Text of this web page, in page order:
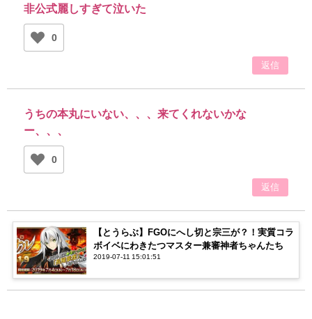
非公式麗しすぎて泣いた
0
返信
うちの本丸にいない、、、来てくれないかな
ー、、、
0
返信
【とうらぶ】FGOにへし切と宗三が？！実質コラ
ボイベにわきたつマスター兼審神者ちゃんたち
2019-07-11 15:01:51